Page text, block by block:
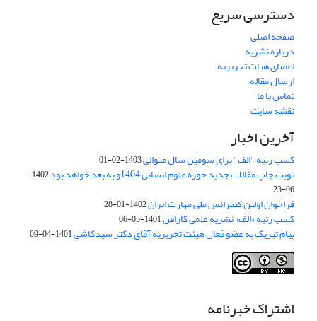
دسترسی سریع
صفحه اصلی
درباره نشریه
اعضای هیات تحریریه
ارسال مقاله
تماس با ما
نقشه سایت
آخرین اخبار
کسب رتبه "الف" برای سومین سال متوالی1403-02-01
نوبت چاپ مقالات جدید حوزه علوم انسانی 1404و به بعد خواهد بود
1402-
06-23
فراخوان اولین کنفرانس ملی مهارت ایران1402-01-28
کسب رتبه «الف» نشریه علمی کارافن1401-05-06
پیام تبریک به عضو فعال هیئت تحریریه آقای دکتر سیدکاشی1401-04-09
اشتراک خبرنامه